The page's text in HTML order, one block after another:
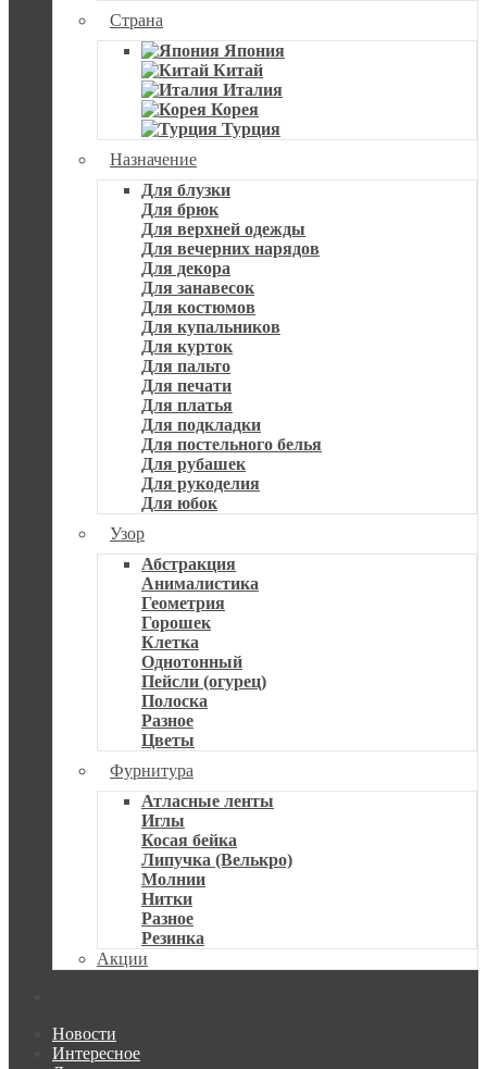
Страна
Япония
Китай
Италия
Корея
Турция
Назначение
Для блузки
Для брюк
Для верхней одежды
Для вечерних нарядов
Для декора
Для занавесок
Для костюмов
Для купальников
Для курток
Для пальто
Для печати
Для платья
Для подкладки
Для постельного белья
Для рубашек
Для рукоделия
Для юбок
Узор
Абстракция
Анималистика
Геометрия
Горошек
Клетка
Однотонный
Пейсли (огурец)
Полоска
Разное
Цветы
Фурнитура
Атласные ленты
Иглы
Косая бейка
Липучка (Велькро)
Молнии
Нитки
Разное
Резинка
Акции
Новости
Интересное